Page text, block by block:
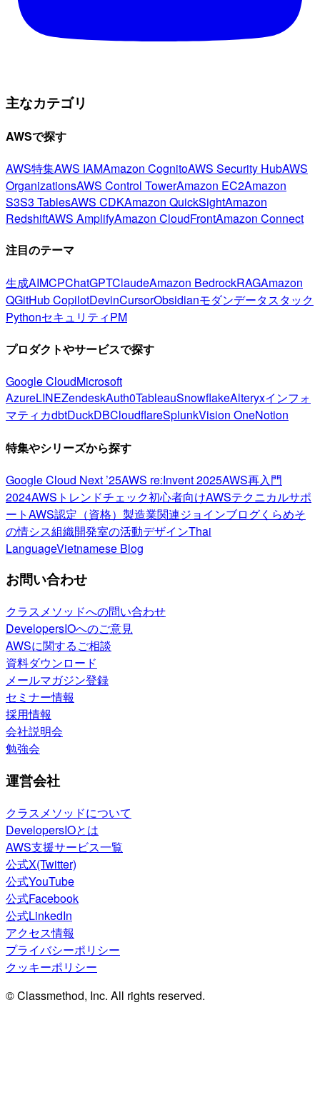
主なカテゴリ
AWSで探す
AWS特集AWS IAMAmazon CognitoAWS Security HubAWS
OrganizationsAWS Control TowerAmazon EC2Amazon
S3S3 TablesAWS CDKAmazon QuickSightAmazon
RedshiftAWS AmplifyAmazon CloudFrontAmazon Connect
注目のテーマ
生成AIMCPChatGPTClaudeAmazon BedrockRAGAmazon
QGitHub CopilotDevinCursorObsidianモダンデータスタック
PythonセキュリティPM
プロダクトやサービスで探す
Google CloudMicrosoft
AzureLINEZendeskAuth0TableauSnowflakeAlteryxインフォ
マティカdbtDuckDBCloudflareSplunkVision OneNotion
特集やシリーズから探す
Google Cloud Next ’25AWS re:Invent 2025AWS再入門
2024AWSトレンドチェック初心者向けAWSテクニカルサポ
ートAWS認定（資格） 製造業関連ジョインブログくらめそ
の情シス組織開発室の活動デザインThai
LanguageVietnamese Blog
お問い合わせ
クラスメソッドへの問い合わせ
DevelopersIOへのご意見
AWSに関するご相談
資料ダウンロード
メールマガジン登録
セミナー情報
採用情報
会社説明会
勉強会
運営会社
クラスメソッドについて
DevelopersIOとは
AWS支援サービス一覧
公式X(Twitter)
公式YouTube
公式Facebook
公式LinkedIn
アクセス情報
プライバシーポリシー
クッキーポリシー
© Classmethod, Inc. All rights reserved.